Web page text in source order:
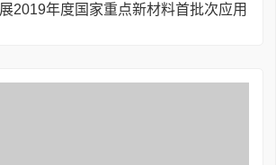
展2019年度国家重点新材料首批次应用